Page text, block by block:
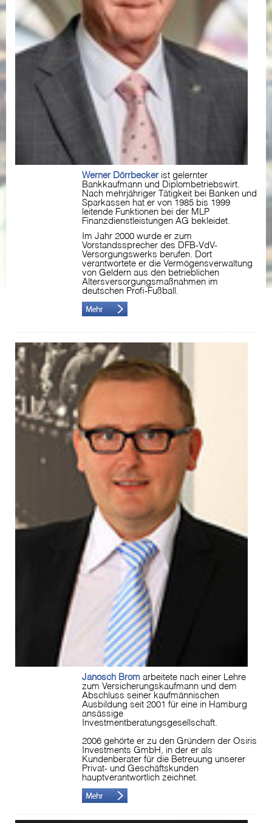
Werner Dörrbeckerist gelernter
Bankkaufmann und Diplombetriebswirt.
Nach mehrjähriger Tätigkeit bei Banken und
Sparkassen hat er von 1985 bis 1999
leitende Funktionen bei der MLP
Finanzdienstleistungen AG bekleidet.
Im Jahr 2000 wurde er zum
Vorstandssprecher des DFB-VdV-
Versorgungswerks berufen. Dort
verantwortete er die Vermögensverwaltung
von Geldern aus den betrieblichen
Altersversorgungsmaßnahmen im
deutschen Profi-Fußball.
Janosch Brom arbeitete nach einer Lehre
zum Versicherungskaufmann und dem
Abschluss seiner kaufmännischen
Ausbildung seit 2001 für eine in Hamburg
ansässige
Investmentberatungsgesellschaft.
2006 gehörte er zu den Gründern der Osiris
Investments GmbH, in der er als
Kundenberater für die Betreuung unserer
Privat- und Geschäftskunden
hauptverantwortlich zeichnet.